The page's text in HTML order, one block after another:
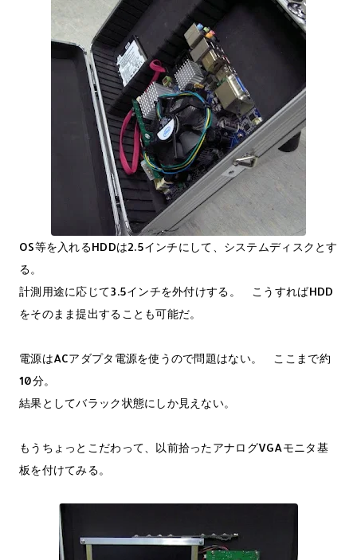
OS等を入れるHDDは2.5インチにして、システムディスクとす
る。
計測用途に応じて3.5インチを外付けする。 こうすればHDD
をそのまま提出することも可能だ。
電源はACアダプタ電源を使うので問題はない。 ここまで約
10分。
結果としてバラック状態にしか見えない。
もうちょっとこだわって、以前拾ったアナログVGAモニタ基
板を付けてみる。